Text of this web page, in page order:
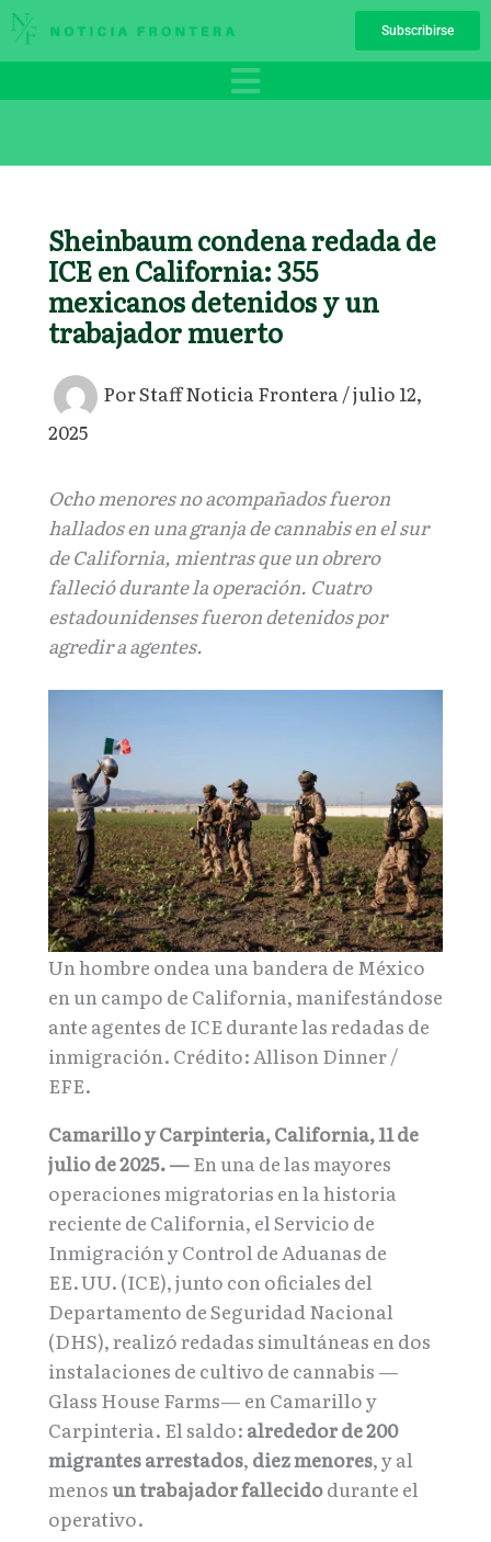
Ir
al
Subscribirse
Sheinbaum condena redada de
ICE en California: 355
mexicanos detenidos y un
trabajador muerto
PorStaff Noticia Frontera/julio 12,
2025
Ocho menores no acompañados fueron
hallados en una granja de cannabis en el sur
de California, mientras que un obrero
falleció durante la operación. Cuatro
estadounidenses fueron detenidos por
agredir a agentes.
Un hombre ondea una bandera de México
en un campo de California, manifestándose
ante agentes de ICE durante las redadas de
inmigración. Crédito: Allison Dinner /
EFE.
Camarillo y Carpinteria, California, 11 de
julio de 2025. —En una de las mayores
operaciones migratorias en la historia
reciente de California, el Servicio de
Inmigración y Control de Aduanas de
EE. UU. (ICE), junto con oficiales del
Departamento de Seguridad Nacional
(DHS), realizó redadas simultáneas en dos
instalaciones de cultivo de cannabis —
Glass House Farms— en Camarillo y
Carpinteria. El saldo: alrededor de 200
migrantes arrestados, diez menores, y al
menosun trabajador fallecidodurante el
operativo.